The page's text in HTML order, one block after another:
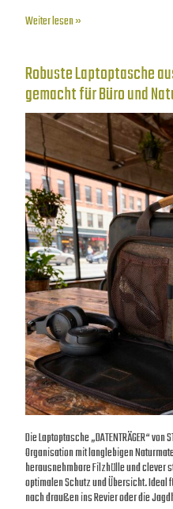
Weiter lesen »
Robuste Laptoptasche
gemacht für Büro und
Die Laptoptasche „DATENTRÄGER“
Organisation mit langlebigen
herausnehmbare Filzhülle und clever
optimalen Schutz und Übersicht.
nach draußen ins Revier oder die